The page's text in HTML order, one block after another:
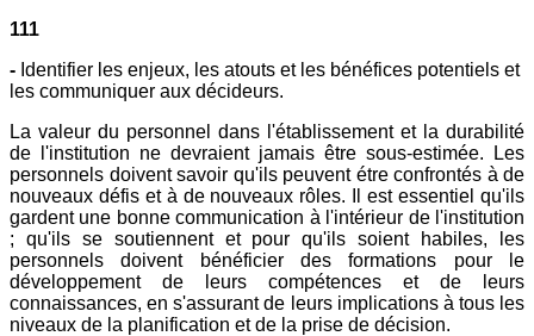
111
- Identifier les enjeux, les atouts et les bénéfices potentiels et
les communiquer aux décideurs.
La valeur du personnel dans l'établissement et la durabilité
de l'institution ne devraient jamais être sous-estimée. Les
personnels doivent savoir qu'ils peuvent étre confrontés à de
nouveaux défis et à de nouveaux rôles. Il est essentiel qu'ils
gardent une bonne communication à l'intérieur de l'institution
; qu'ils se soutiennent et pour qu'ils soient habiles, les
personnels doivent bénéficier des formations pour le
développement de leurs compétences et de leurs
connaissances, en s'assurant de leurs implications à tous les
niveaux de la planification et de la prise de décision.